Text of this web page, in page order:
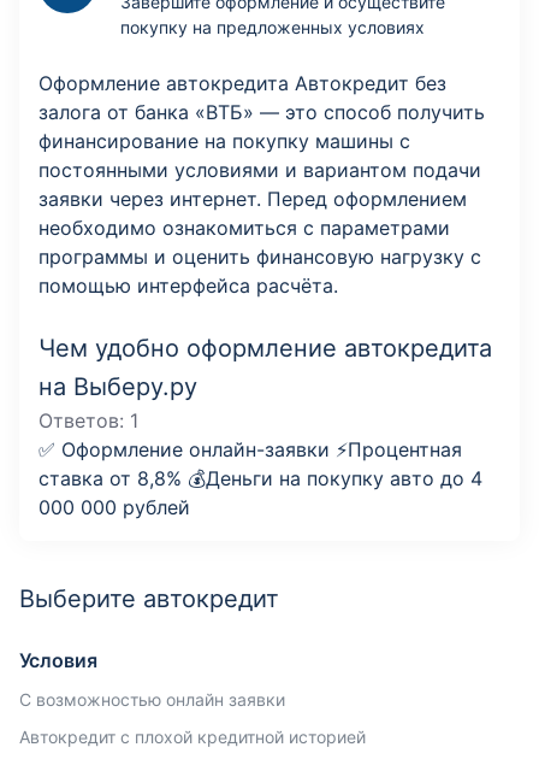
покупку на предложенных условиях
Оформление автокредита Автокредит без
залога от банка «ВТБ» — это способ получить
финансирование на покупку машины с
постоянными условиями и вариантом подачи
заявки через интернет. Перед оформлением
необходимо ознакомиться с параметрами
программы и оценить финансовую нагрузку с
помощью интерфейса расчёта.
Чем удобно оформление автокредита
на Выберу.ру
Ответов: 1
✅ Оформление онлайн-заявки ⚡️Процентная
ставка от 8,8% 💰Деньги на покупку авто до 4
000 000 рублей
Выберите автокредит
Условия
С возможностью онлайн заявки
Автокредит с плохой кредитной историей